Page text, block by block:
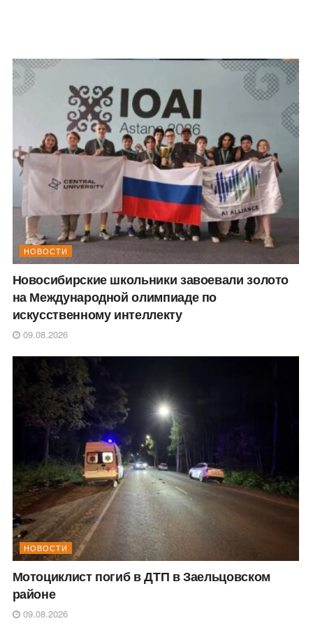
НОВОСТИ
Новосибирские школьники завоевали золото
на Международной олимпиаде по
искусственному интеллекту
09.08.2026
НОВОСТИ
Мотоциклист погиб в ДТП в Заельцовском
районе
09.08.2026